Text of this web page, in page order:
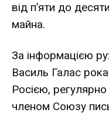
від п’яти до
майна.
За інформацією
Василь Галас
Росією,
членом Союзу